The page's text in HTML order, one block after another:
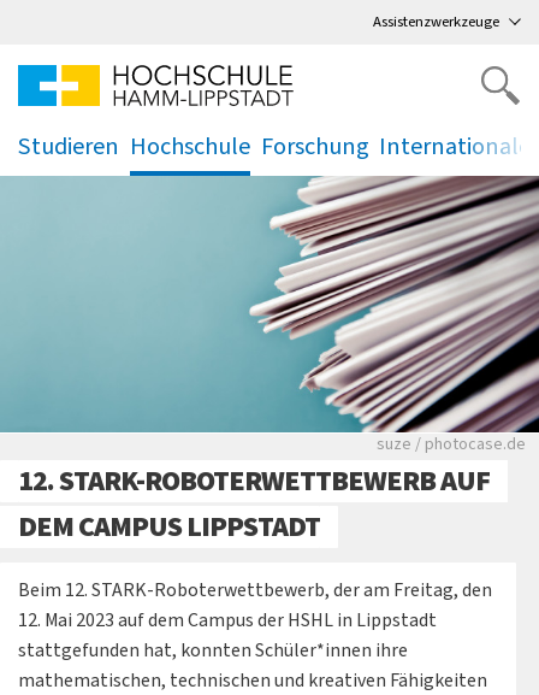
Assistenzwerkzeuge
Studieren
.
Hochschule
.
Forschung
. .
Viele Zeitungen.
suze / photocase.de
12. STARK-ROBOTERWETTBEWERB AUF
DEM CAMPUS LIPPSTADT
Beim 12. STARK-Roboterwettbewerb, der am Freitag, den
12. Mai 2023 auf dem Campus der HSHL in Lippstadt
stattgefunden hat, konnten Schüler*innen ihre
mathematischen, technischen und kreativen Fähigkeiten